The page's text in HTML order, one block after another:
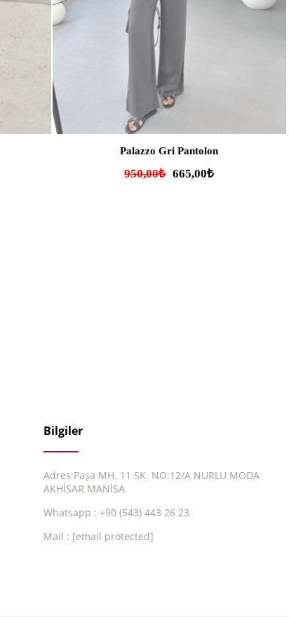
Palazzo Gri Pantolon
665,00₺
950,00₺
Bilgiler
Adres:Paşa MH. 11 SK. NO:12/A NURLU MODA
AKHİSAR MANİSA
Whatsapp : +90 (543) 443 26 23
Mail : [email protected]